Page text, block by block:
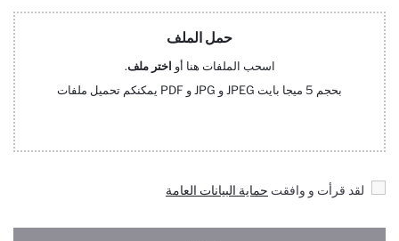
حمل الملف
اسحب الملفات هنا أو اختر ملف.
بحجم 5 ميجا بايت JPEG و JPG و PDF يمكنكم تحميل ملفات
لقد قرأت و وافقت حماية البيانات العامة